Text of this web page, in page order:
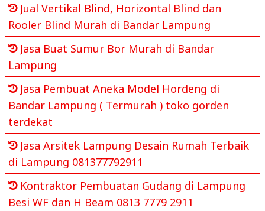
Jual Vertikal Blind, Horizontal Blind dan
Rooler Blind Murah di Bandar Lampung
Jasa Buat Sumur Bor Murah di Bandar
Lampung
Jasa Pembuat Aneka Model Hordeng di
Bandar Lampung ( Termurah ) toko gorden
terdekat
Jasa Arsitek Lampung Desain Rumah Terbaik
di Lampung 081377792911
Kontraktor Pembuatan Gudang di Lampung
Besi WF dan H Beam 0813 7779 2911